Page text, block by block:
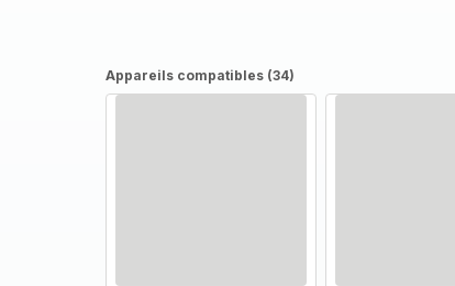
Appareils compatibles (34)